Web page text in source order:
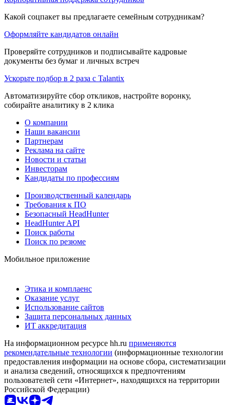
Какой соцпакет вы предлагаете семейным сотрудникам?
Оформляйте кандидатов онлайн
Проверяйте сотрудников и подписывайте кадровые
документы без бумаг и личных встреч
Ускорьте подбор в 2 раза с Talantix
Автоматизируйте сбор откликов, настройте воронку,
собирайте аналитику в 2 клика
О компании
Наши вакансии
Партнерам
Реклама на сайте
Новости и статьи
Инвесторам
Кандидаты по профессиям
Производственный календарь
Требования к ПО
Безопасный HeadHunter
HeadHunter API
Поиск работы
Поиск по резюме
Мобильное приложение
Этика и комплаенс
Оказание услуг
Использование сайтов
Защита персональных данных
ИТ аккредитация
На информационном ресурсе hh.ru применяются
рекомендательные технологии (информационные технологии
предоставления информации на основе сбора, систематизации
и анализа сведений, относящихся к предпочтениям
пользователей сети «Интернет», находящихся на территории
Российской Федерации)